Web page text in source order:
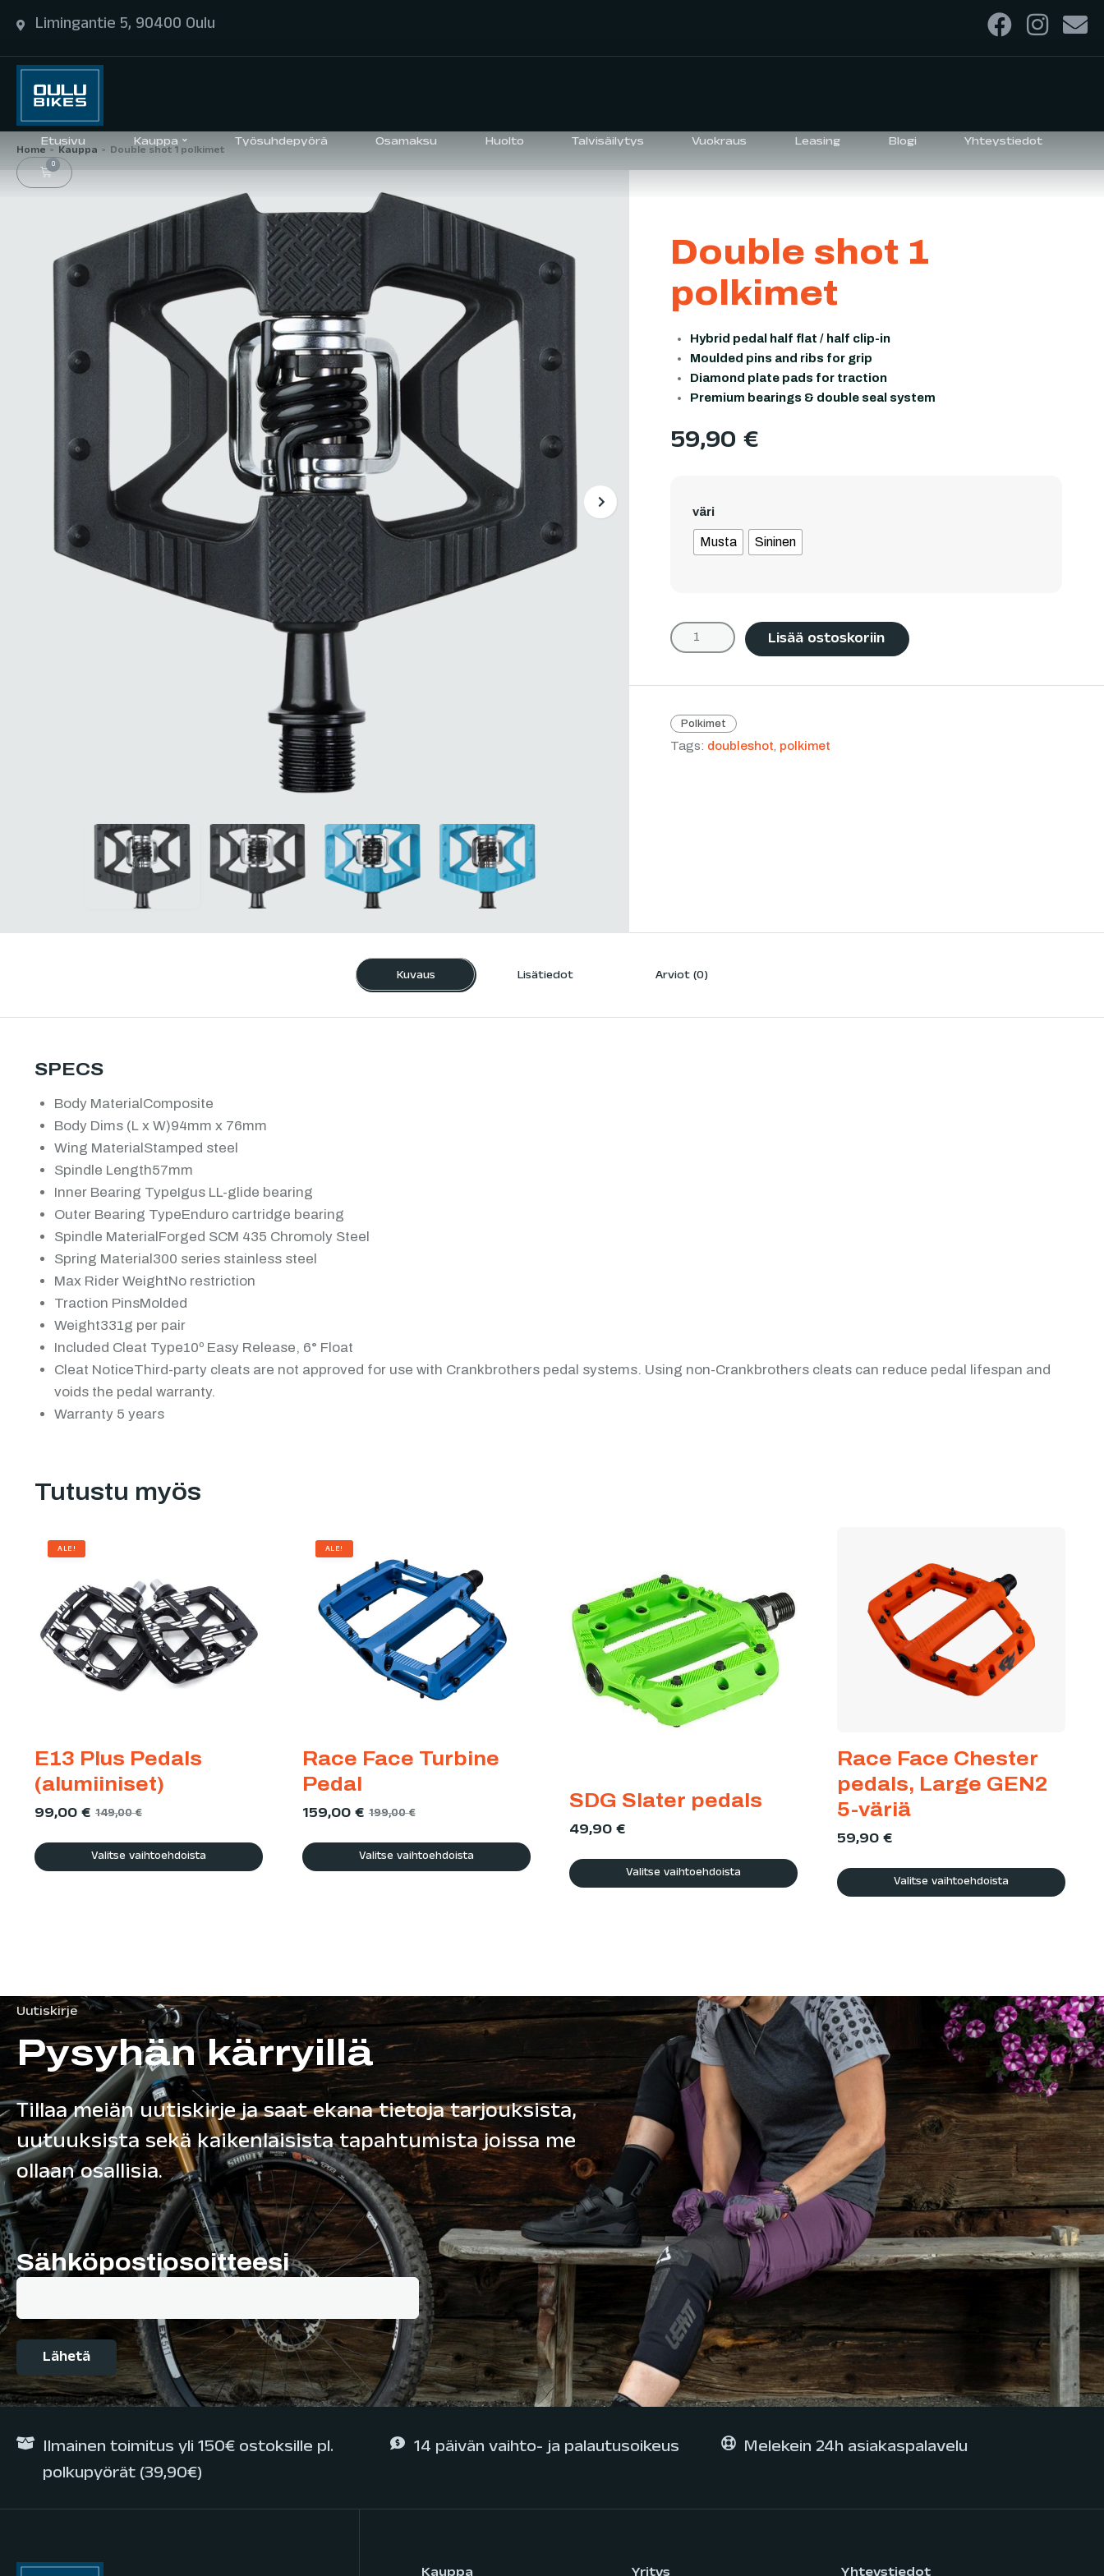
Limingantie 5, 90400 Oulu
Etusivu Kauppa Työsuhdepyörä Osamaksu Huolto Talvisäilytys Vuokraus Leasing Blogi Yhteystiedot
0
Home > Kauppa > Double shot 1 polkimet
Double shot 1
polkimet
Hybrid pedal half flat / half clip-in
Moulded pins and ribs for grip
Diamond plate pads for traction
Premium bearings & double seal system
59,90€
väri
Musta Sininen
Lisää ostoskoriin
Polkimet
Tags: doubleshot, polkimet
Kuvaus Lisätiedot Arviot (0)
SPECS
Body MaterialComposite
Body Dims (L x W)94mm x 76mm
Wing MaterialStamped steel
Spindle Length57mm
Inner Bearing TypeIgus LL-glide bearing
Outer Bearing TypeEnduro cartridge bearing
Spindle MaterialForged SCM 435 Chromoly Steel
Spring Material300 series stainless steel
Max Rider WeightNo restriction
Traction PinsMolded
Weight331g per pair
Included Cleat Type10º Easy Release, 6° Float
Cleat NoticeThird-party cleats are not approved for use with Crankbrothers pedal systems. Using non-Crankbrothers cleats can reduce pedal lifespan and
voids the pedal warranty.
Warranty 5 years
Tutustu myös
ALE!
E13 Plus Pedals
(alumiiniset)
99,00€ 149,00€
Valitse vaihtoehdoista
ALE!
Race Face Turbine
Pedal
159,00€ 199,00€
Valitse vaihtoehdoista
SDG Slater pedals
49,90€
Valitse vaihtoehdoista
Race Face Chester
pedals, Large GEN2
5-väriä
59,90€
Valitse vaihtoehdoista
Uutiskirje
Pysyhän kärryillä
Tillaa meiän uutiskirje ja saat ekana tietoja tarjouksista,
uutuuksista sekä kaikenlaisista tapahtumista joissa me
ollaan osallisia.
Sähköpostiosoitteesi
Ilmainen toimitus yli 150€ ostoksille pl.
polkupyörät (39,90€)
14 päivän vaihto- ja palautusoikeus Melekein 24h asiakaspalavelu